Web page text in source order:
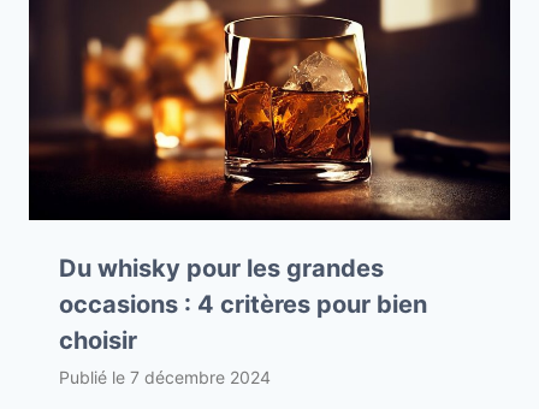
Du whisky pour les grandes
occasions : 4 critères pour bien
choisir
Publié le 7 décembre 2024